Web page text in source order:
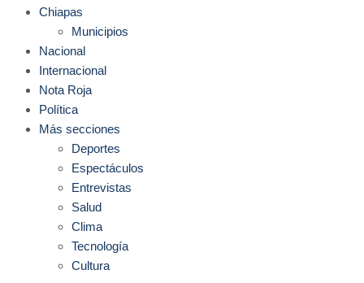
Chiapas
Municipios
Nacional
Internacional
Nota Roja
Política
Más secciones
Deportes
Espectáculos
Entrevistas
Salud
Clima
Tecnología
Cultura